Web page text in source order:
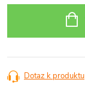
Dotaz k produktu